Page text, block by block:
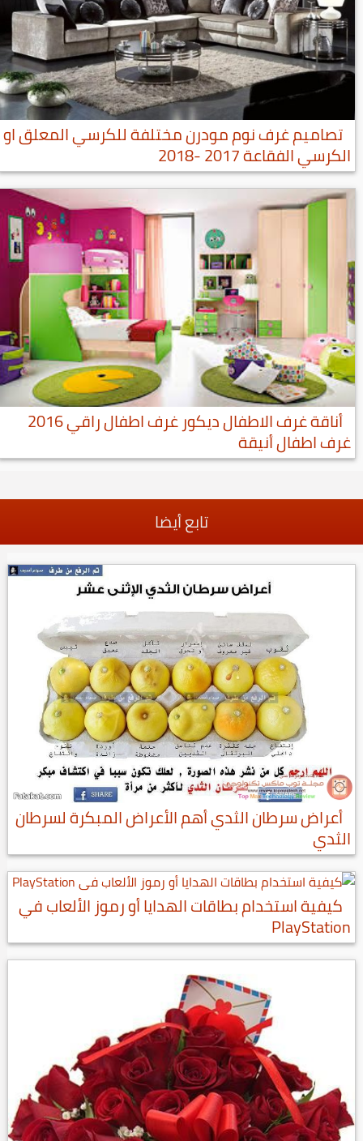
تصاميم غرف نوم مودرن مختلفة للكرسي المعلق او
الكرسي الفقاعة 2017 -2018
أناقة غرف الاطفال ديكور غرف اطفال راقي 2016
غرف اطفال أنيقة
تابع أيضا
أعراض سرطان الثدي أهم الأعراض المبكرة لسرطان
الثدي
كيفية استخدام بطاقات الهدايا أو رموز الألعاب في
PlayStation